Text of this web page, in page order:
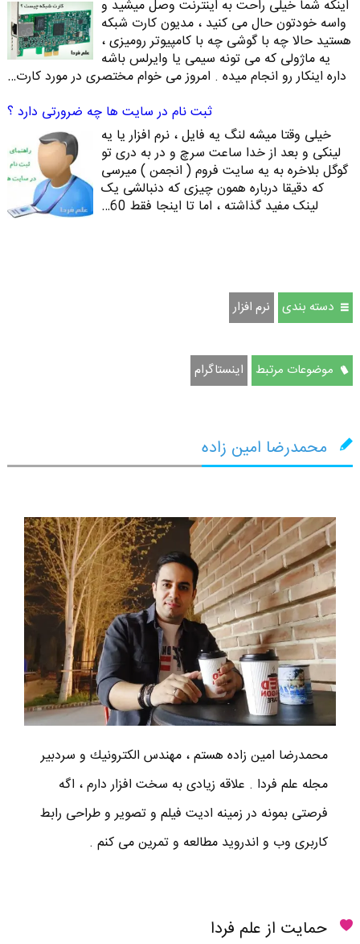
اینکه شما خیلی راحت به اینترنت وصل میشید و
واسه خودتون حال می کنید ، مدیون کارت شبکه
هستید حالا چه با گوشی چه با کامپیوتر رومیزی ،
یه ماژولی که می تونه سیمی یا وایرلس باشه
داره اینکار رو انجام میده . امروز می خوام مختصری در مورد کارت…
ثبت نام در سایت ها چه ضرورتی دارد ؟
خیلی وقتا میشه لنگ یه فایل ، نرم افزار یا یه
لینکی و بعد از خدا ساعت سرچ و در به دری تو
گوگل بلاخره به یه سایت فروم ( انجمن ) میرسی
که دقیقا درباره همون چیزی که دنبالشی یک
لینک مفید گذاشته ، اما تا اینجا فقط 60…
دسته بندی نرم افزار
موضوعات مرتبط اینستاگرام
محمدرضا امین زاده
محمدرضا امين زاده هستم ، مهندس الكترونيك و سردبير
مجله علم فردا . علاقه زیادی به سخت افزار دارم ، اگه
فرصتی بمونه در زمینه ادیت فیلم و تصویر و طراحی رابط
کاربری وب و اندروید مطالعه و تمرین می کنم .
حمایت از علم فردا